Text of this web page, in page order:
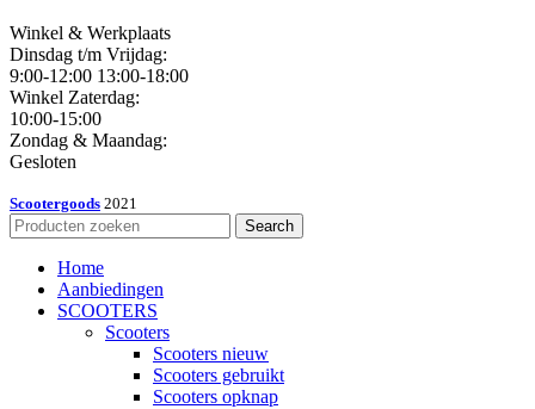
Winkel & Werkplaats
Dinsdag t/m Vrijdag:
9:00-12:00 13:00-18:00
Winkel Zaterdag:
10:00-15:00
Zondag & Maandag:
Gesloten
Scootergoods 2021
Search
Home
Aanbiedingen
SCOOTERS
Scooters
Scooters nieuw
Scooters gebruikt
Scooters opknap